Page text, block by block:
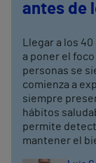
antes de
Llegar a los
a poner el
personas se
comienza a
siempre
hábitos
permite
mantener el